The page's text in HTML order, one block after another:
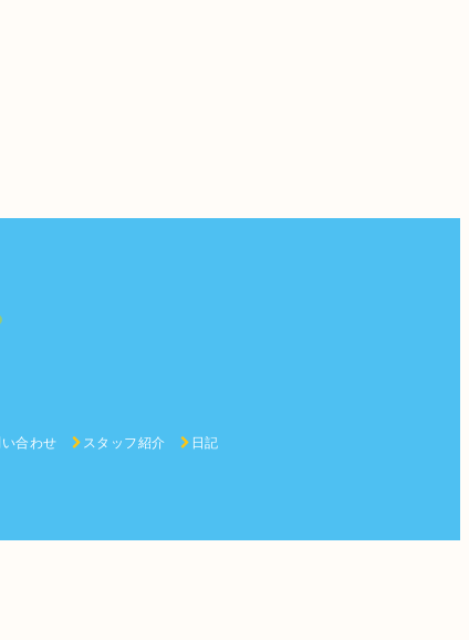
合わせ スタッフ紹介 日記